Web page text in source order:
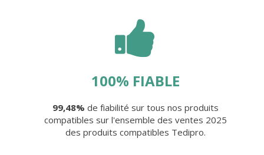
100% FIABLE
99,48% de fiabilité sur tous nos produits
compatibles sur l'ensemble des ventes 2025
des produits compatibles Tedipro.